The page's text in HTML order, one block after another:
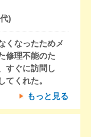
)
くなったためメ
修理不能のた
すぐに訪問し
くれた。
もっと見る